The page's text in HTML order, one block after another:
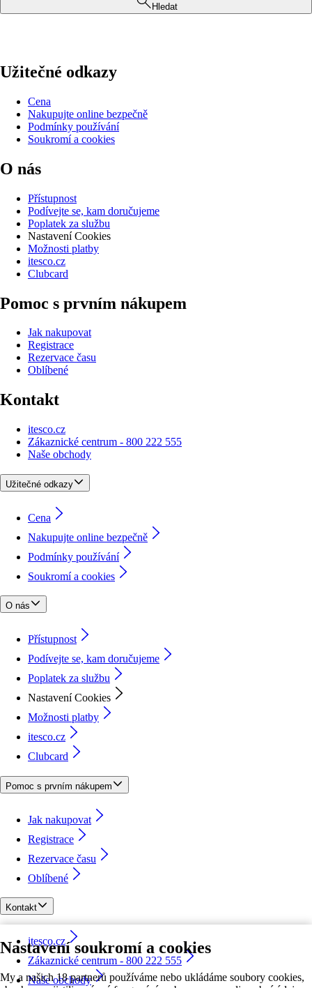
Nastavení soukromí a cookies
My a našich 18 partnerů používáme nebo ukládáme soubory cookies,
Hledat
Užitečné odkazy
Cena
Nakupujte online bezpečně
Podmínky používání
Soukromí a cookies
O nás
Přístupnost
Podívejte se, kam doručujeme
Poplatek za službu
Nastavení Cookies
Možnosti platby
itesco.cz
Clubcard
Pomoc s prvním nákupem
Jak nakupovat
Registrace
Rezervace času
Oblíbené
Kontakt
itesco.cz
Zákaznické centrum - 800 222 555
Naše obchody
Užitečné odkazy
Cena
Nakupujte online bezpečně
Podmínky používání
Soukromí a cookies
O nás
Přístupnost
Podívejte se, kam doručujeme
Poplatek za službu
Nastavení Cookies
Možnosti platby
itesco.cz
Clubcard
Pomoc s prvním nákupem
Jak nakupovat
Registrace
Rezervace času
Oblíbené
Kontakt
itesco.cz
Zákaznické centrum - 800 222 555
Naše obchody